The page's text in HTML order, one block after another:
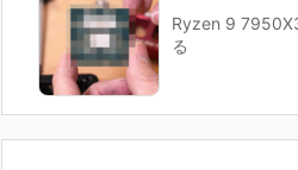
Ryzen 9
る